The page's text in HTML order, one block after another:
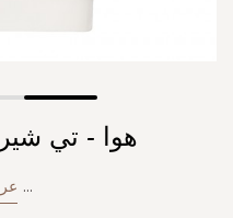
هوا - تي
...